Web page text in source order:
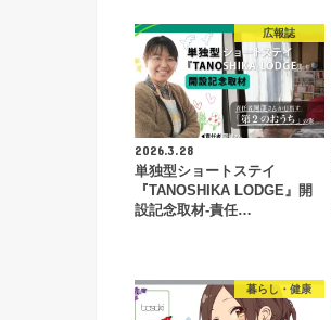
広報誌
2026.3.28
単独型ショートステイ
『TANOSHIKA LODGE』開
設記念取材-責任…
暮らし・健康